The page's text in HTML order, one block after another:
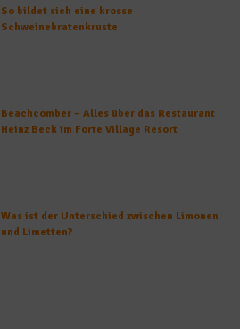
So bildet sich eine krosse
Schweinebratenkruste
Beachcomber – Alles über das Restaurant
Heinz Beck im Forte Village Resort
Was ist der Unterschied zwischen Limonen
und Limetten?